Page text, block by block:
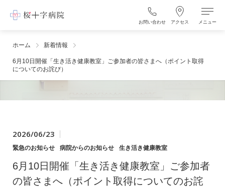
お問い合わせ アクセス メニュー
ホーム 新着情報
6月10日開催「生き活き健康教室」ご参加者の皆さまへ（ポイント取得
についてのお詫び）
2026/06/23
緊急のお知らせ 病院からのお知らせ 生き活き健康教室
6月10日開催「生き活き健康教室」ご参加者
の皆さまへ（ポイント取得についてのお詫